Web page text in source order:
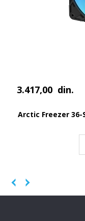
3.417,00 din.
Arctic Freezer 36-